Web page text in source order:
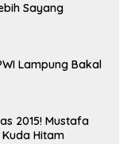
Sayang
Lampung Bakal
2015! Mustafa
Hitam